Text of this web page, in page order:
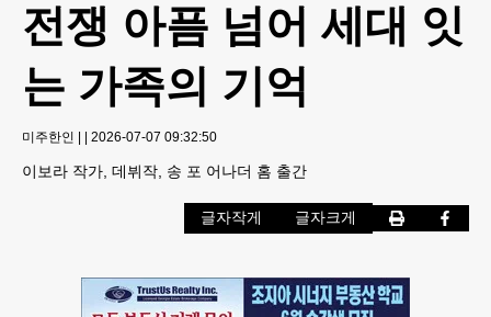
전쟁 아픔 넘어 세대 잇
는 가족의 기억
미주한인 | | 2026-07-07 09:32:50
이보라 작가, 데뷔작, 송 포 어나더 홈 출간
글자작게 글자크게